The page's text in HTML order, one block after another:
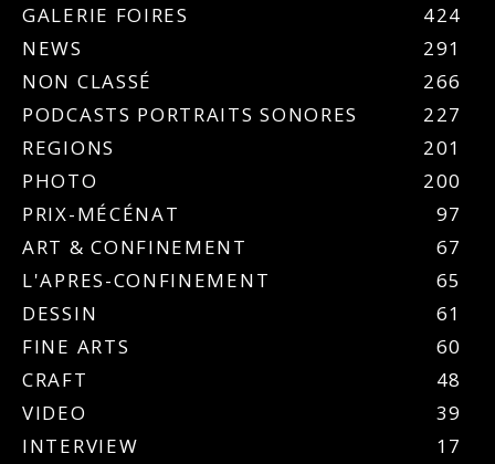
GALERIE FOIRES
424
NEWS
291
NON CLASSÉ
266
PODCASTS PORTRAITS SONORES
227
REGIONS
201
PHOTO
200
PRIX-MÉCÉNAT
97
ART & CONFINEMENT
67
L'APRES-CONFINEMENT
65
DESSIN
61
FINE ARTS
60
CRAFT
48
VIDEO
39
INTERVIEW
17